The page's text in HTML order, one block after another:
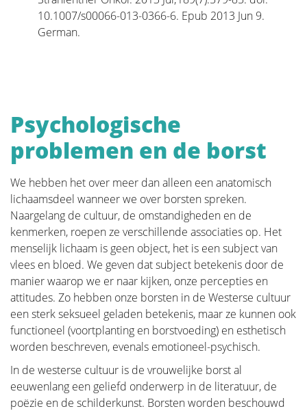
Revalidatie
Wie behandeld is voor kanker heeft vaak een lange
Kanker is een ingrijpende ziekte met een zware
behandeling. Vaak kampen mensen nadien met
psychosociale en/of lichamelijke problemen zoals
stress, angst, extreme vermoeidheid, pijnlijke
gewrichten, een verminderde conditie, lymfoedeem…
Dit kan een grote invloed hebben op het algemeen
welzijn.
Er zijn revalidatieprogramma’s die worden
aangeboden door de meeste ziekenhuizen. We
behandelen hier een aantal grote thema’s.
10.1007/s00066-013-0366-6. Epub 2013 Jun 9.
German.
Psychologische
problemen en de borst
We hebben het over meer dan alleen een anatomisch
lichaamsdeel wanneer we over borsten spreken.
Naargelang de cultuur, de omstandigheden en de
kenmerken, roepen ze verschillende associaties op. Het
menselijk lichaam is geen object, het is een subject van
vlees en bloed. We geven dat subject betekenis door de
manier waarop we er naar kijken, onze percepties en
attitudes. Zo hebben onze borsten in de Westerse cultuur
een sterk seksueel geladen betekenis, maar ze kunnen ook
functioneel (voortplanting en borstvoeding) en esthetisch
worden beschreven, evenals emotioneel-psychisch.
In de westerse cultuur is de vrouwelijke borst al
eeuwenlang een geliefd onderwerp in de literatuur, de
poëzie en de schilderkunst. Borsten worden beschouwd